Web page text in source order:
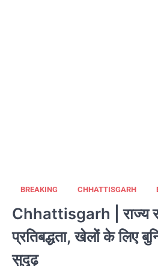
BREAKING CHHATTISGARH
Chhattisgarh | राज्य
प्रतिबद्धता, खेलों के लिए
सुदृढ़